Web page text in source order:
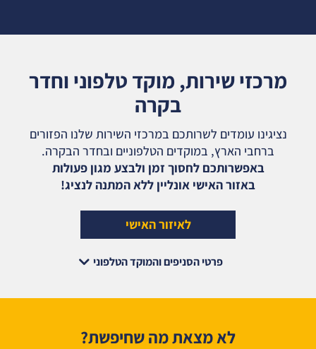
מרכזי שירות, מוקד טלפוני וחדר
בקרה
נציגינו עומדים לשרותכם במרכזי השירות שלנו הפזורים
ברחבי הארץ, במוקדים הטלפוניים ובחדר הבקרה.
באפשרותכם לחסוך זמן ולבצע מגון פעולות
באזור האישי אונליין ללא המתנה לנציג!
לאיזור האישי
פרטי הסניפים והמוקד הטלפוני
לא מצאת מה שחיפשת?